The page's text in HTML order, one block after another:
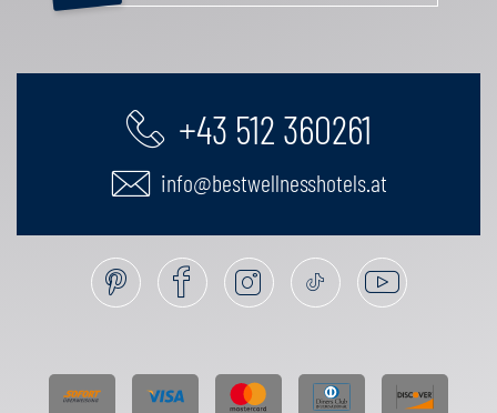
+43 512 360261
info@bestwellnesshotels.at